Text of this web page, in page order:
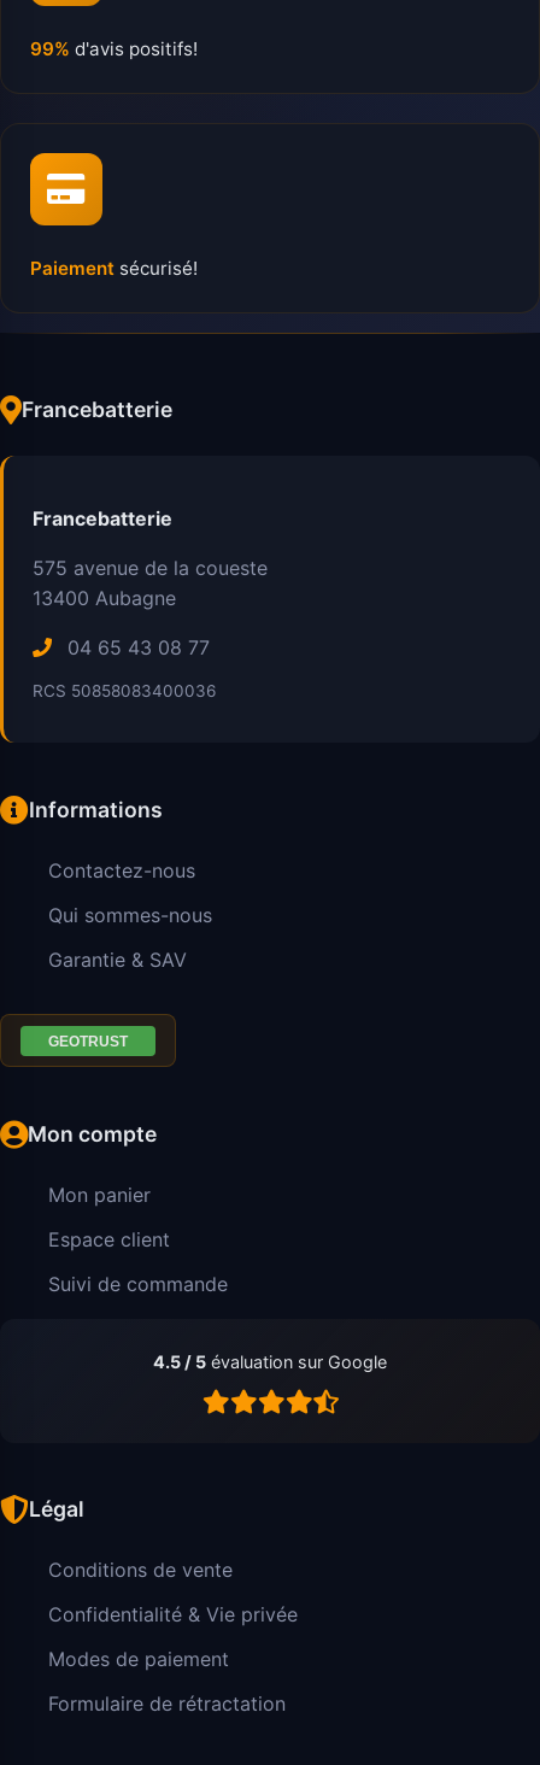
99% d'avis positifs!
Paiement sécurisé!
Francebatterie
Francebatterie
575 avenue de la coueste
13400 Aubagne
04 65 43 08 77
RCS 50858083400036
Informations
Contactez-nous
Qui sommes-nous
Garantie & SAV
Mon compte
Mon panier
Espace client
Suivi de commande
4.5 / 5 évaluation sur Google
Légal
Conditions de vente
Confidentialité & Vie privée
Modes de paiement
Formulaire de rétractation